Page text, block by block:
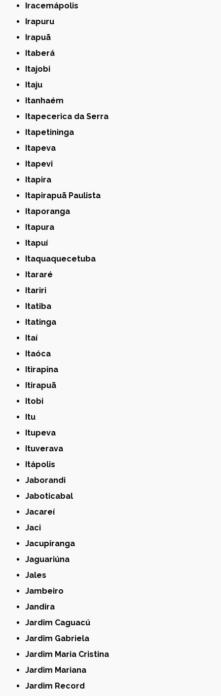
Iracemápolis
Irapuru
Irapuã
Itaberá
Itajobi
Itaju
Itanhaém
Itapecerica da Serra
Itapetininga
Itapeva
Itapevi
Itapira
Itapirapuã Paulista
Itaporanga
Itapura
Itapuí
Itaquaquecetuba
Itararé
Itariri
Itatiba
Itatinga
Itaí
Itaóca
Itirapina
Itirapuã
Itobi
Itu
Itupeva
Ituverava
Itápolis
Jaborandi
Jaboticabal
Jacareí
Jaci
Jacupiranga
Jaguariúna
Jales
Jambeiro
Jandira
Jardim Caguacú
Jardim Gabriela
Jardim Maria Cristina
Jardim Mariana
Jardim Record